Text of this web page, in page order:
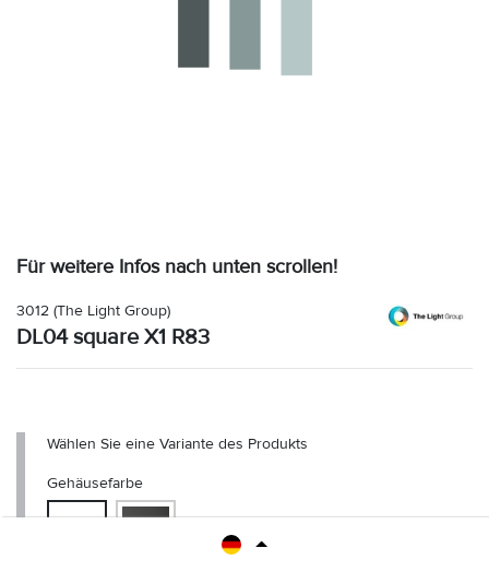
Für weitere Infos nach unten scrollen!
3012 (The Light Group)
DL04 square X1 R83
Wählen Sie eine Variante des Produkts
Gehäusefarbe